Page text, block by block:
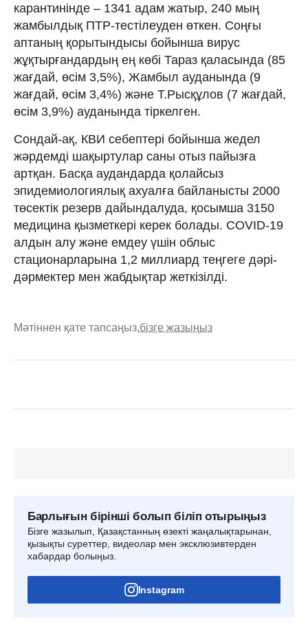
карантинінде – 1341 адам жатыр, 240 мың
жамбылдық ПТР-тестілеуден өткен. Соңғы
аптаның қорытындысы бойынша вирус
жұқтырғандардың ең көбі Тараз қаласында (85
жағдай, өсім 3,5%), Жамбыл ауданында (9
жағдай, өсім 3,4%) және Т.Рысқұлов (7 жағдай,
өсім 3,9%) ауданында тіркелген.
Сондай-ақ, КВИ себептері бойынша жедел
жәрдемді шақыртулар саны отыз пайызға
артқан. Басқа аудандарда қолайсыз
эпидемиологиялық ахуалға байланысты 2000
төсектік резерв дайындалуда, қосымша 3150
медицина қызметкері керек болады. COVID-19
алдын алу және емдеу үшін облыс
стационарларына 1,2 миллиард теңгеге дәрі-
дәрмектер мен жабдықтар жеткізілді.
Мәтіннен қате тапсаңыз,бізге жазыңыз
Барлығын бірінші болып біліп отырыңыз
Бізге жазылып, Қазақстанның өзекті жаңалықтарынан,
қызықты суреттер, видеолар мен эксклюзивтерден
хабардар болыңыз.
Instagram